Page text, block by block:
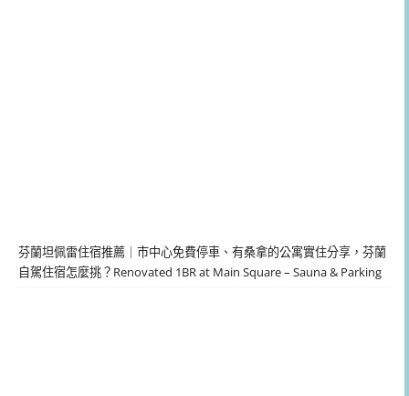
芬蘭坦佩雷住宿推薦｜市中心免費停車、有桑拿的公寓實住分享，芬蘭
自駕住宿怎麼挑？Renovated 1BR at Main Square – Sauna & Parking